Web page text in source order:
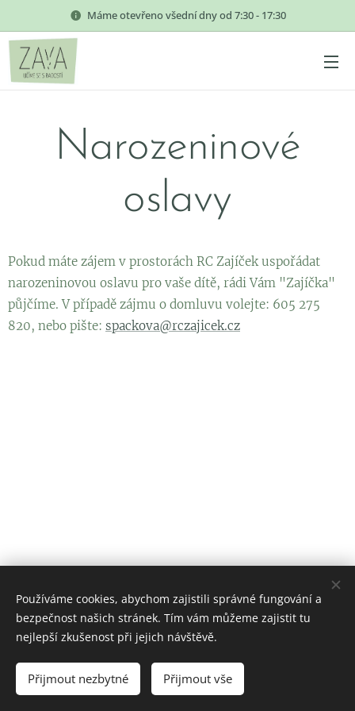
Máme otevřeno všední dny od 7:30 - 17:30
Narozeninové
oslavy
Pokud máte zájem v prostorách RC Zajíček uspořádat
narozeninovou oslavu pro vaše dítě, rádi Vám "Zajíčka"
půjčíme. V případě zájmu o domluvu volejte: 605 275
820, nebo pište: spackova@rczajicek.cz
KOMUNITNÍ ŠKOLA ZAYA a DS ZAJÍČEK
Cookies
Používáme cookies, abychom zajistili správné fungování a
bezpečnost našich stránek. Tím vám můžeme zajistit tu
nejlepší zkušenost při jejich návštěvě.
Přijmout nezbytné Přijmout vše